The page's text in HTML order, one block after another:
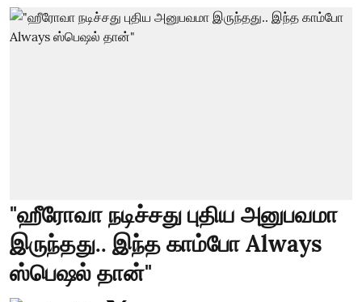
"ஹீரோவா நடிச்சது புதிய அனுபவமா
இருந்தது.. இந்த காம்போ Always
ஸ்பெஷல் தான்"